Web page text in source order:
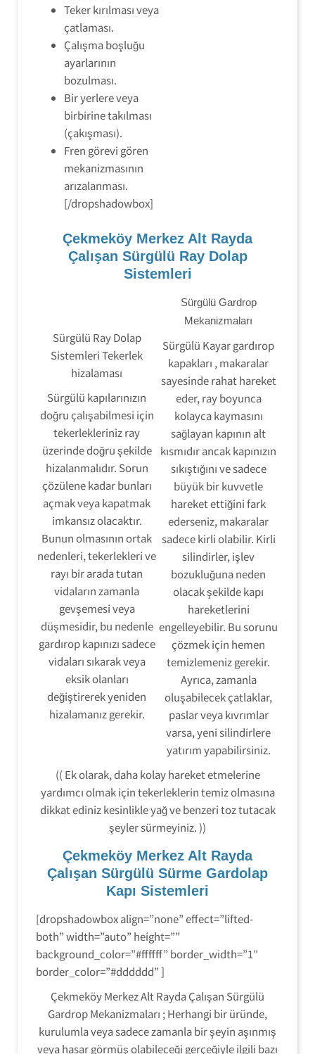
Teker kırılması veya
çatlaması.
Çalışma boşluğu
ayarlarının
bozulması.
Bir yerlere veya
birbirine takılması
(çakışması).
Fren görevi gören
mekanizmasının
arızalanması.
[/dropshadowbox]
Çekmeköy Merkez Alt Rayda
Çalışan Sürgülü Ray Dolap
Sistemleri
Sürgülü Ray Dolap
Sistemleri Tekerlek
hizalaması
Sürgülü kapılarınızın
doğru çalışabilmesi için
tekerlekleriniz ray
üzerinde doğru şekilde
hizalanmalıdır. Sorun
çözülene kadar bunları
açmak veya kapatmak
imkansız olacaktır.
Bunun olmasının ortak
nedenleri, tekerlekleri ve
rayı bir arada tutan
vidaların zamanla
gevşemesi veya
düşmesidir, bu nedenle
gardırop kapınızı sadece
vidaları sıkarak veya
eksik olanları
değiştirerek yeniden
hizalamanız gerekir.
Sürgülü Gardrop
Mekanizmaları
Sürgülü Kayar gardırop
kapakları , makaralar
sayesinde rahat hareket
eder, ray boyunca
kolayca kaymasını
sağlayan kapının alt
kısmıdır ancak kapınızın
sıkıştığını ve sadece
büyük bir kuvvetle
hareket ettiğini fark
ederseniz, makaralar
sadece kirli olabilir. Kirli
silindirler, işlev
bozukluğuna neden
olacak şekilde kapı
hareketlerini
engelleyebilir. Bu sorunu
çözmek için hemen
temizlemeniz gerekir.
Ayrıca, zamanla
oluşabilecek çatlaklar,
paslar veya kıvrımlar
varsa, yeni silindirlere
yatırım yapabilirsiniz.
(( Ek olarak, daha kolay hareket etmelerine
yardımcı olmak için tekerleklerin temiz olmasına
dikkat ediniz kesinlikle yağ ve benzeri toz tutacak
şeyler sürmeyiniz. ))
Çekmeköy Merkez Alt Rayda
Çalışan Sürgülü Sürme Gardolap
Kapı Sistemleri
[dropshadowbox align=”none” effect=”lifted-
both” width=”auto” height=””
background_color=”#ffffff” border_width=”1″
border_color=”#dddddd” ]
Çekmeköy Merkez Alt Rayda Çalışan Sürgülü
Gardrop Mekanizmaları ; Herhangi bir üründe,
kurulumla veya sadece zamanla bir şeyin aşınmış
veya hasar görmüş olabileceği gerçeğiyle ilgili bazı